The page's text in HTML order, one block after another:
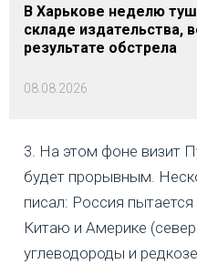
В Харькове неделю
складе издательства,
результате обстрела
08.08.2026
3. На этом фоне визит
будет прорывным.
писал: Россия
Китаю и Америке
углеводороды и